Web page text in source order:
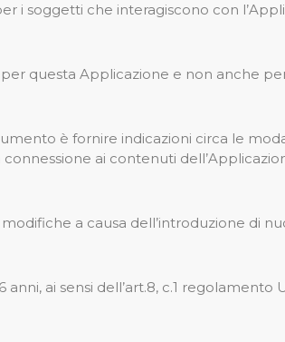
i soggetti che interagiscono con
per questa Applicazione e non anche
è fornire indicazioni circa le
ai contenuti
modifiche a causa dell’introduzione di
anni, ai sensi dell’art.8, c.1